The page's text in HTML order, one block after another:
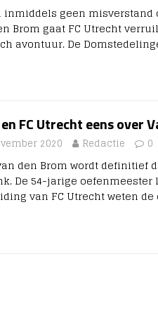
inmiddels geen misverstand
Brom gaat FC Utrecht
avontuur. De
FC Utrecht eens over
2020 Redactie 0
den Brom wordt definitief
De 54-jarige
van FC Utrecht weten de